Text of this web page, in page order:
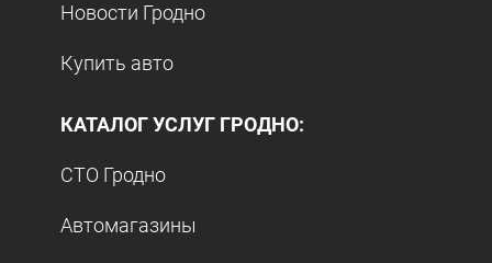
Новости Гродно
Купить авто
КАТАЛОГ УСЛУГ ГРОДНО:
СТО Гродно
Автомагазины